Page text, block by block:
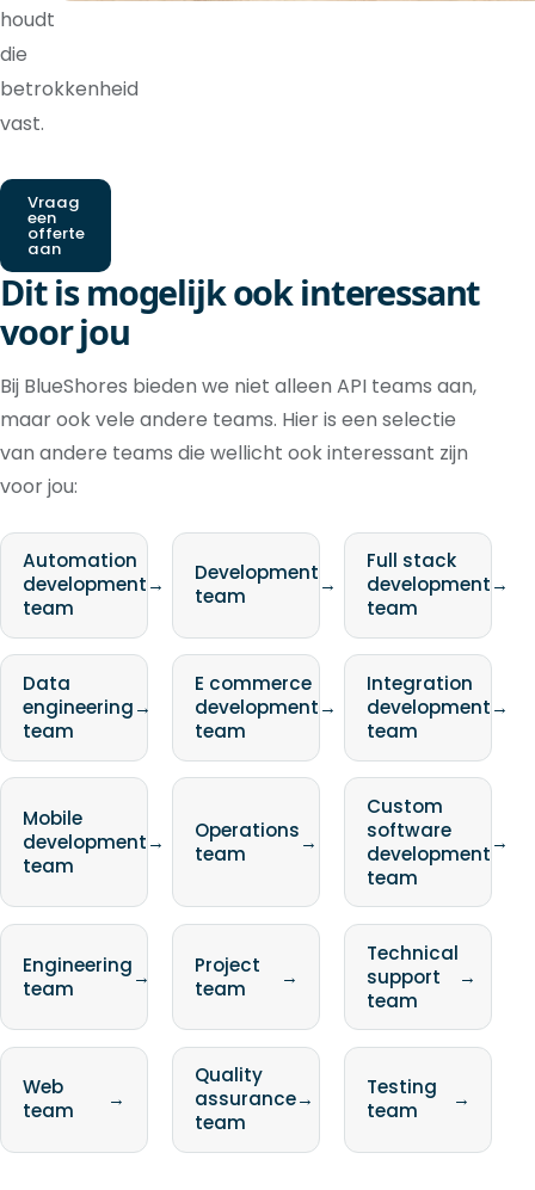
houdt
die
betrokkenheid
vast.
Vraag
een
offerte
aan
Dit is mogelijk ook interessant
voor jou
Bij BlueShores bieden we niet alleen API teams aan,
maar ook vele andere teams. Hier is een selectie
van andere teams die wellicht ook interessant zijn
voor jou:
Automation
development
team
→
Development
team
→
Full stack
development
team
→
Data
engineering
team
→
E commerce
development
team
→
Integration
development
team
→
Mobile
development
team
→
Operations
team
→
Custom
software
development
team
→
Engineering
team
→
Project
team
→
Technical
support
team
→
Web
team
→
Quality
assurance
team
→
Testing
team
→